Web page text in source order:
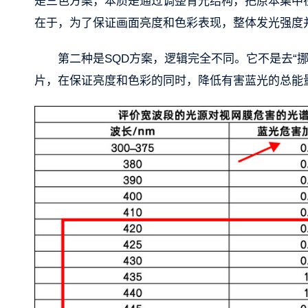
在于，为了保证画面亮度和色彩表现，整体发光强
第二种是SQD方案，逻辑完全不同。它不是去“
片，在保证亮度和色彩的同时，降低有害蓝光的总能